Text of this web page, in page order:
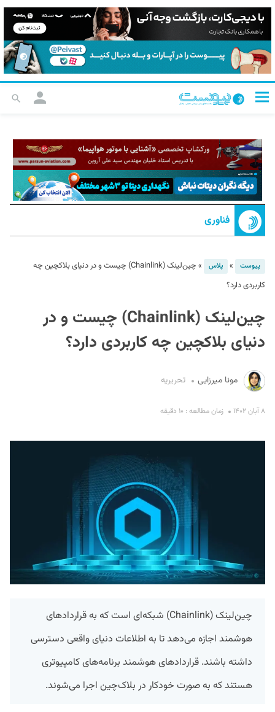
فناوری
پیوست » پلاس »
چین‌لینک (Chainlink) چیست و در دنیای بلاکچین چه
کاربردی دارد؟
چین‌لینک (Chainlink) چیست و در
دنیای بلاکچین چه کاربردی دارد؟
مونا میرزایی تحریریه
۸ آبان ۱۴۰۲ زمان مطالعه : ۱۰ دقیقه
چین‌لینک (Chainlink) شبکه‌ای است که به قراردادهای
هوشمند اجازه می‌دهد تا به اطلاعات دنیای واقعی دسترسی
داشته باشند. قراردادهای هوشمند برنامه‌های کامپیوتری
هستند که به صورت خودکار در بلاک‌چین اجرا می‌شوند.